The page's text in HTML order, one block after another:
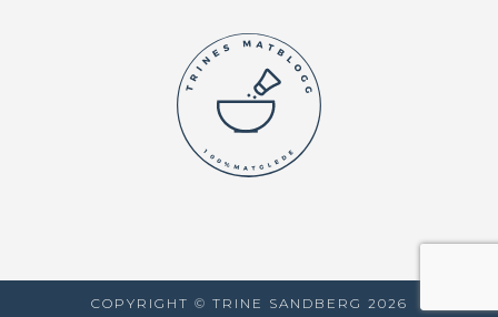
COPYRIGHT © TRINE SANDBERG 2026